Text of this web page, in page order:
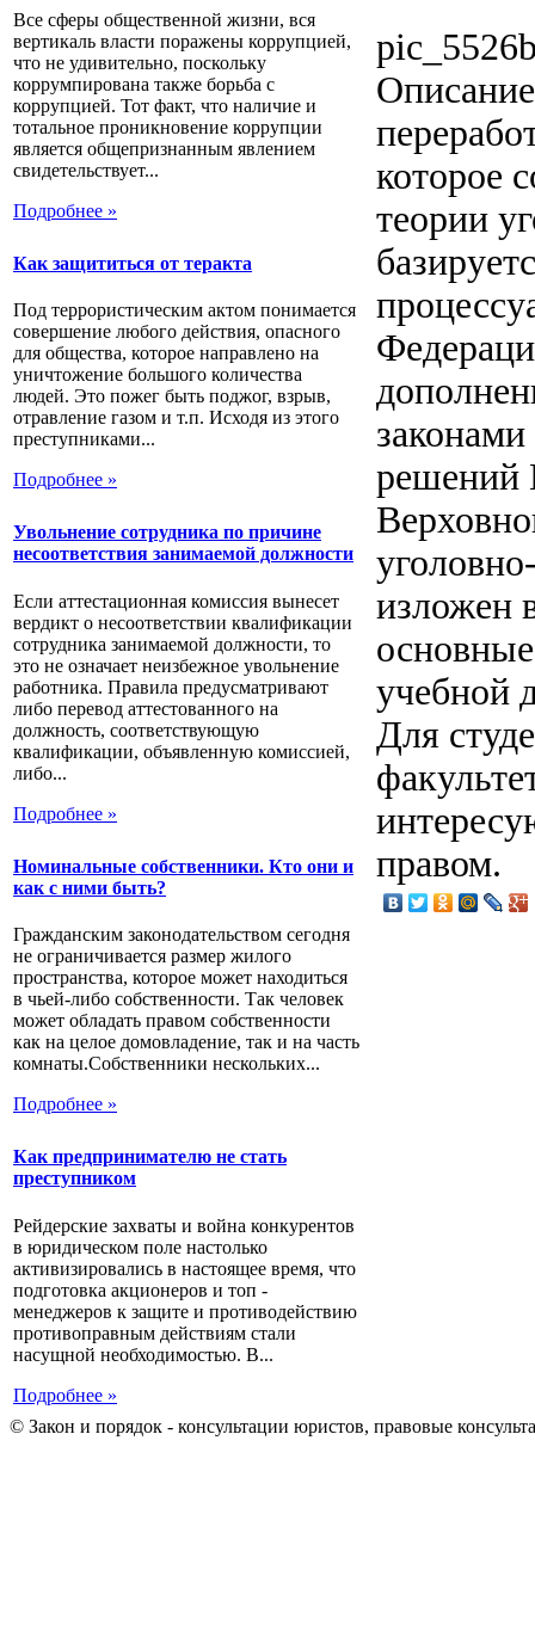
Все сферы общественной жизни, вся
вертикаль власти поражены коррупцией,
что не удивительно, поскольку
коррумпирована также борьба с
коррупцией. Тот факт, что наличие и
тотальное проникновение коррупции
является общепризнанным явлением
свидетельствует...
Подробнее »
Как защититься от теракта
Под террористическим актом понимается
совершение любого действия, опасного
для общества, которое направлено на
уничтожение большого количества
людей. Это пожег быть поджог, взрыв,
отравление газом и т.п. Исходя из этого
преступниками...
Подробнее »
Увольнение сотрудника по причине
несоответствия занимаемой должности
Если аттестационная комиссия вынесет
вердикт о несоответствии квалификации
сотрудника занимаемой должности, то
это не означает неизбежное увольнение
работника. Правила предусматривают
либо перевод аттестованного на
должность, соответствующую
квалификации, объявленную комиссией,
либо...
Подробнее »
Номинальные собственники. Кто они и
как с ними быть?
Гражданским законодательством сегодня
не ограничивается размер жилого
пространства, которое может находиться
в чьей-либо собственности. Так человек
может обладать правом собственности
как на целое домовладение, так и на часть
комнаты.Собственники нескольких...
Подробнее »
Как предпринимателю не стать
преступником
Рейдерские захваты и война конкурентов
в юридическом поле настолько
активизировались в настоящее время, что
подготовка акционеров и топ -
менеджеров к защите и противодействию
противоправным действиям стали
насущной необходимостью. В...
Подробнее »
Описание
которое
теории
решений
изложен
учебной
Для
правом.
© Закон и порядок - консультации юристов, правовые